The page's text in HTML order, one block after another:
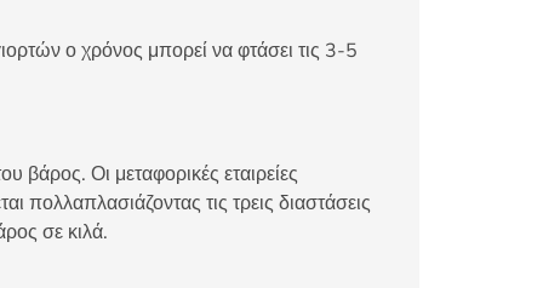
ο χρόνος μπορεί να φτάσει τις 3-5
βάρος. Οι μεταφορικές εταιρείες
τις τρεις διαστάσεις
σε κιλά.